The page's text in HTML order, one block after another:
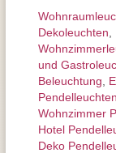
Dekoleuchten
und
Beleuchtung
Pendelleuchten
Wohnzimmer
Hotel
Deko